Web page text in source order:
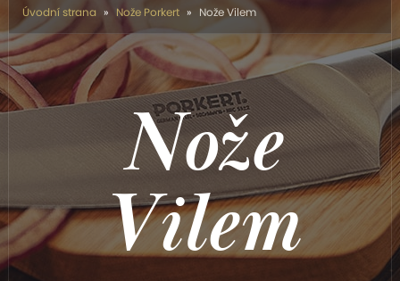
Úvodní strana Nože Porkert Nože Vilem
Nože
Vilem